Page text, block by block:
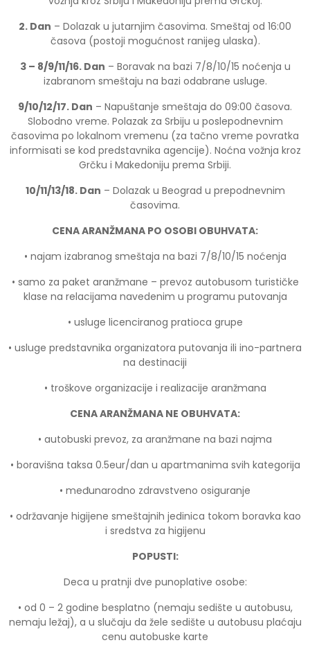
2. Dan – Dolazak u jutarnjim časovima. Smeštaj od 16:00
časova (postoji mogućnost ranijeg ulaska).
3 – 8/9/11/16. Dan – Boravak na bazi 7/8/10/15 noćenja u
izabranom smeštaju na bazi odabrane usluge.
9/10/12/17. Dan – Napuštanje smeštaja do 09:00 časova.
Slobodno vreme. Polazak za Srbiju u poslepodnevnim
časovima po lokalnom vremenu (za tačno vreme povratka
informisati se kod predstavnika agencije). Noćna vožnja kroz
Grčku i Makedoniju prema Srbiji.
10/11/13/18. Dan – Dolazak u Beograd u prepodnevnim
časovima.
CENA ARANŽMANA PO OSOBI OBUHVATA:
• najam izabranog smeštaja na bazi 7/8/10/15 noćenja
• samo za paket aranžmane – prevoz autobusom turističke
klase na relacijama navedenim u programu putovanja
• usluge licenciranog pratioca grupe
• usluge predstavnika organizatora putovanja ili ino-partnera
na destinaciji
• troškove organizacije i realizacije aranžmana
CENA ARANŽMANA NE OBUHVATA:
• autobuski prevoz, za aranžmane na bazi najma
• boravišna taksa 0.5eur/dan u apartmanima svih kategorija
• međunarodno zdravstveno osiguranje
• održavanje higijene smeštajnih jedinica tokom boravka kao
i sredstva za higijenu
POPUSTI:
Deca u pratnji dve punoplative osobe:
• od 0 – 2 godine besplatno (nemaju sedište u autobusu,
nemaju ležaj), a u slučaju da žele sedište u autobusu plaćaju
cenu autobuske karte